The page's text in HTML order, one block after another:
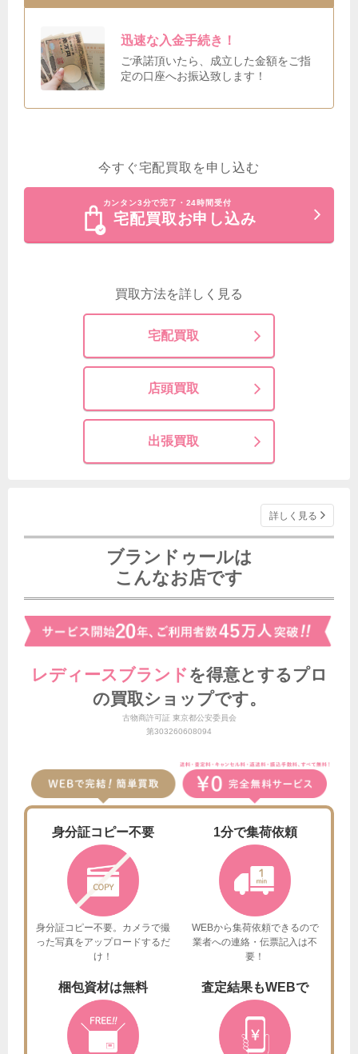
迅速な入金手続き！
ご承諾頂いたら、成立した金額をご指
定の口座へお振込致します！
今すぐ宅配買取を申し込む
カンタン3分で完了・24時間受付
宅配買取お申し込み
買取方法を詳しく見る
宅配買取
店頭買取
出張買取
詳しく見る
ブランドゥールは
こんなお店です
レディースブランド を得意とする プロ
の買取ショップです。
古物商許可証 東京都公安委員会
第303260608094
身分証コピー不要
身分証コピー不要。カメラで撮
った写真をアップロードするだ
け！
1分で集荷依頼
WEBから集荷依頼できるので
業者への連絡・伝票記入は不
要！
梱包資材は無料 査定結果もWEBで